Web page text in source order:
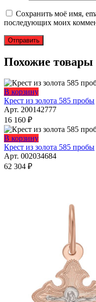
Сохранить моё имя,
последующих моих
Похожие товары
В корзину
Крест из золота 585 пробы
Арт. 200142777
16 160 ₽
В корзину
Крест из золота 585 пробы
Арт. 002034684
62 304 ₽